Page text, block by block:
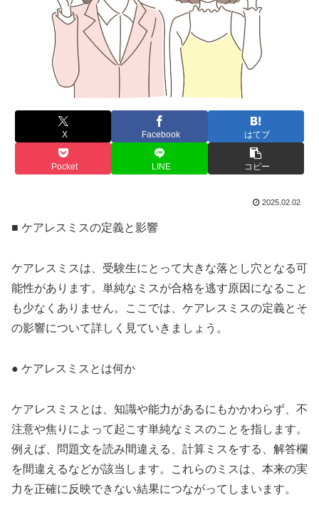
X Facebook はてブ
Pocket LINE コピー
2025.02.02
■ ケアレスミスの定義と影響
ケアレスミスは、受験生にとって大きな落とし穴となる可
能性があります。単純なミスが合格を逃す原因になること
も少なくありません。ここでは、ケアレスミスの定義とそ
の影響について詳しく見ていきましょう。
● ケアレスミスとは何か
ケアレスミスとは、知識や能力があるにもかかわらず、不
注意や焦りによって起こす単純なミスのことを指します。
例えば、問題文を読み間違える、計算ミスをする、解答欄
を間違えるなどが該当します。これらのミスは、本来の実
力を正確に反映できない結果につながってしまいます。